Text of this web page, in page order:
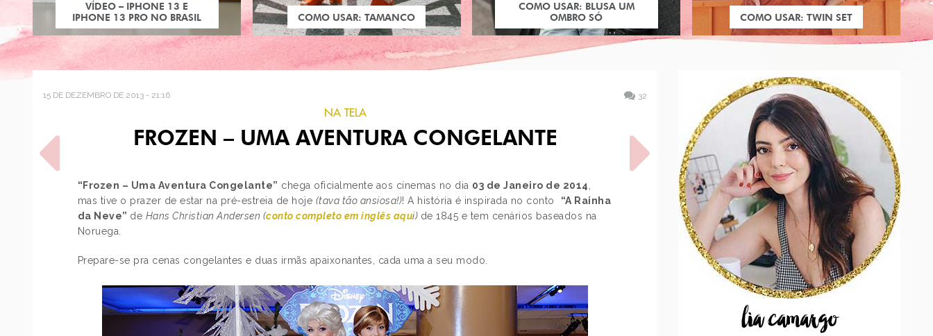
VÍDEO – IPHONE 13 E
IPHONE 13 PRO NO BRASIL
COMO USAR: TAMANCO
COMO USAR: BLUSA UM
OMBRO SÓ
COMO USAR: TWIN SET
15 DE DEZEMBRO DE 2013 - 21:16 32
NA TELA
FROZEN – UMA AVENTURA CONGELANTE
“Frozen – Uma Aventura Congelante” chega oficialmente aos cinemas no dia 03 de Janeiro de 2014
mas tive o prazer de estar na pré-estreia de hoje (tava tão ansiosa!)! A história é inspirada no conto “A Rainha
da Neve” de Hans Christian Andersen (conto completo em inglês aqui) de 1845 e tem cenários baseados na
Noruega.
Prepare-se pra cenas congelantes e duas irmãs apaixonantes, cada uma a seu modo.
POST ANTERIOR
DICA BOA E BARATA PRA
lia camargo